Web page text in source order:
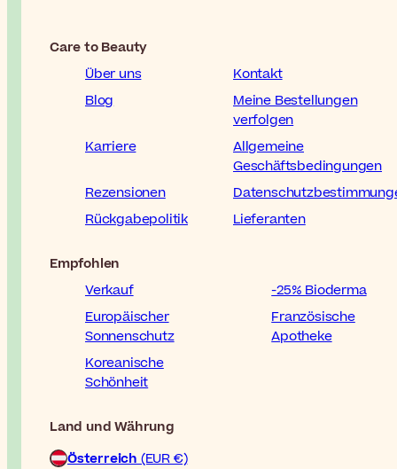
Care to Beauty
Über uns
Kontakt
Blog
Meine Bestellungen
verfolgen
Karriere
Allgemeine
Geschäftsbedingungen
Rezensionen
Rückgabepolitik
Lieferanten
Empfohlen
Verkauf
-25% Bioderma
Europäischer
Sonnenschutz
Französische
Apotheke
Koreanische
Schönheit
Land und Währung
Österreich (EUR €)